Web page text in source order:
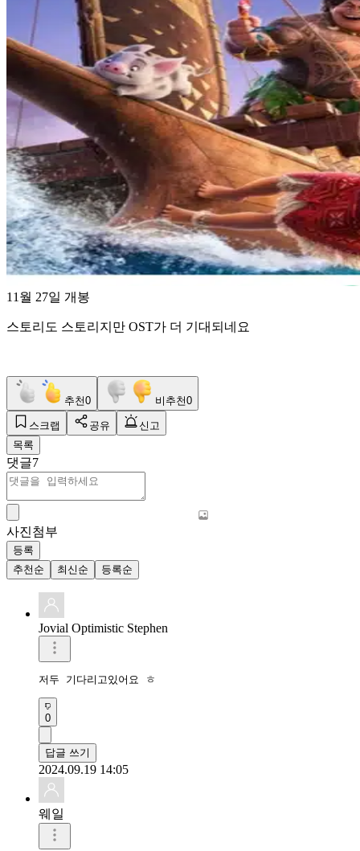
11월 27일 개봉
스토리도 스토리지만 OST가 더 기대되네요
추천0 비추천0
스크랩 공유
신고
목록
댓글7
사진첨부
등록
추천순
최신순 등록순
Jovial Optimistic Stephen
저두 기다리고있어요 ㅎ
0
답글 쓰기
2024.09.19 14:05
웨일